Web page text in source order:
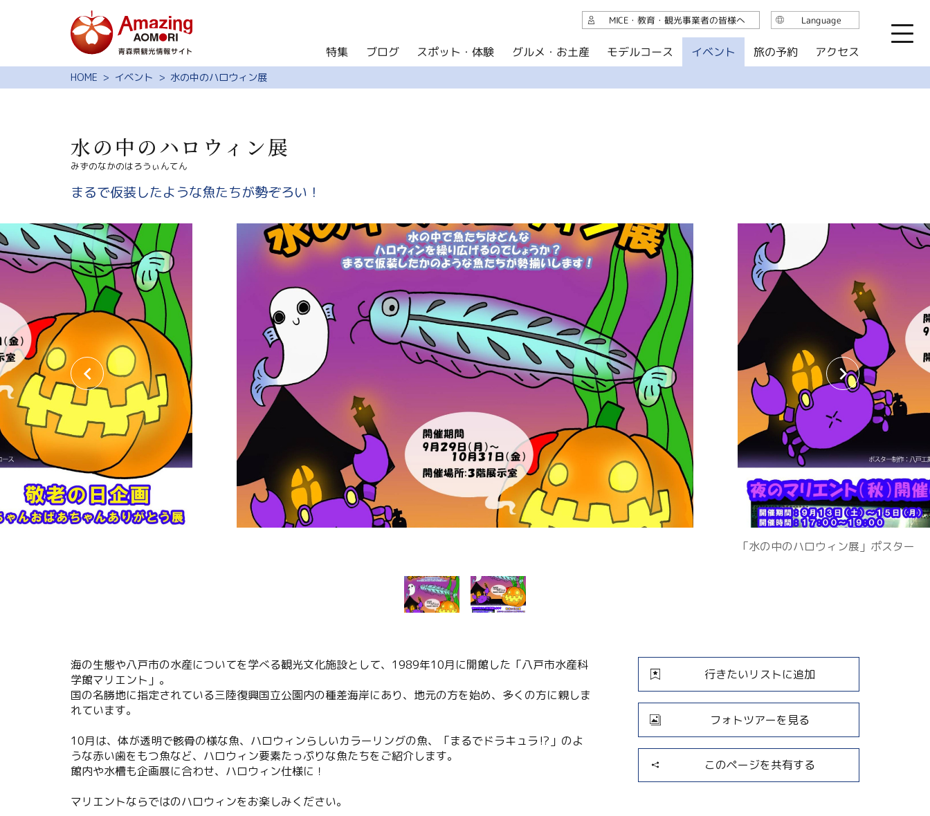
特集
ブログ
スポット・体験
グルメ・お土産
旅の予約
サイト内検索
共有
行きたいリスト
写真ライブラリー
パンフレットダウンロード
運営組織について
関連リンク集
Language
English
简体中文
MICE・教育・観光事業者の皆様へ
HOME イベント 水の中のハロウィン展
水の中のハロウィン展
みずのなかのはろうぃんてん
まるで仮装したような魚たちが勢ぞろい！
海の生態や八戸市の水産についてを学べる観光文化施設として、1989年10月に開館した「八戸市水産科
学館マリエント」。
国の名勝地に指定されている三陸復興国立公園内の種差海岸にあり、地元の方を始め、多くの方に親しま
れています。
10月は、体が透明で骸骨の様な魚、ハロウィンらしいカラーリングの魚、「まるでドラキュラ⁉︎」のよ
うな赤い歯をもつ魚など、ハロウィン要素たっぷりな魚たちをご紹介します。
館内や水槽も企画展に合わせ、ハロウィン仕様に！
マリエントならではのハロウィンをお楽しみください。
行きたいリストに追加
フォトツアーを見る
このページを共有する
特集 ブログ スポット・体験 グルメ・お土産 モデルコース イベント 旅の予約 アクセス
MICE・教育・観光事業者の皆様へ Language
English
简体中文